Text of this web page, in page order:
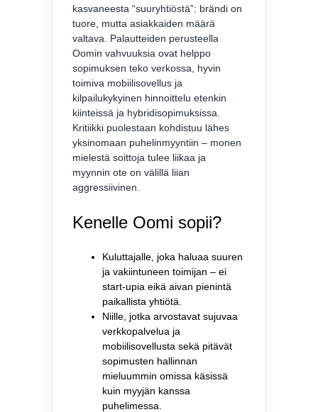
kasvaneesta “suuryhtiöstä”: brändi on
tuore, mutta asiakkaiden määrä
valtava. Palautteiden perusteella
Oomin vahvuuksia ovat helppo
sopimuksen teko verkossa, hyvin
toimiva mobiilisovellus ja
kilpailukykyinen hinnoittelu etenkin
kiinteissä ja hybridi­sopimuksissa.
Kritiikki puolestaan kohdistuu lähes
yksinomaan puhelinmyyntiin – monen
mielestä soittoja tulee liikaa ja
myynnin ote on välillä liian
aggressiivinen.
Kenelle Oomi sopii?
Kuluttajalle, joka haluaa suuren
ja vakiintuneen toimijan – ei
start-upia eikä aivan pienintä
paikallista yhtiötä.
Niille, jotka arvostavat sujuvaa
verkkopalvelua ja
mobiilisovellusta sekä pitävät
sopimusten hallinnan
mieluummin omissa käsissä
kuin myyjän kanssa
puhelimessa.